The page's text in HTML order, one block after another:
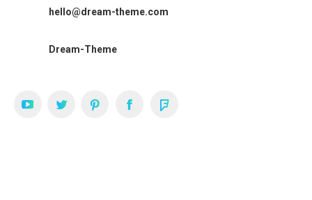
hello@dream-theme.com
Dream-Theme
YouTubeTwitterPinterestFacebookFoursquare